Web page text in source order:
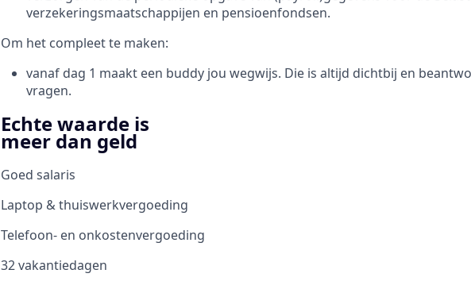
verzekeringsmaatschappijen en pensioenfondsen.
Om het compleet te maken:
vanaf dag 1 maakt een buddy jou wegwijs. Die is altijd dichtbij en
vragen.
Echte waarde is
meer dan geld
Goed salaris
Laptop & thuiswerkvergoeding
Telefoon- en onkostenvergoeding
32 vakantiedagen